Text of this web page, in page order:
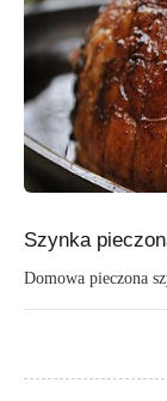
Szynka
Domowa pieczona